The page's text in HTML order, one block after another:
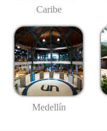
Caribe
Medellín